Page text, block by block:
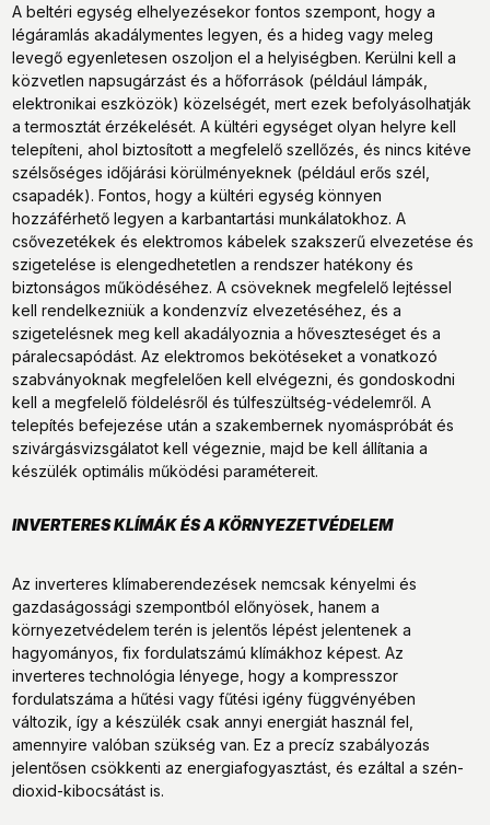
A beltéri egység elhelyezésekor fontos szempont, hogy a
légáramlás akadálymentes legyen, és a hideg vagy meleg
levegő egyenletesen oszoljon el a helyiségben. Kerülni kell a
közvetlen napsugárzást és a hőforrások (például lámpák,
elektronikai eszközök) közelségét, mert ezek befolyásolhatják
a termosztát érzékelését. A kültéri egységet olyan helyre kell
telepíteni, ahol biztosított a megfelelő szellőzés, és nincs kitéve
szélsőséges időjárási körülményeknek (például erős szél,
csapadék). Fontos, hogy a kültéri egység könnyen
hozzáférhető legyen a karbantartási munkálatokhoz. A
csővezetékek és elektromos kábelek szakszerű elvezetése és
szigetelése is elengedhetetlen a rendszer hatékony és
biztonságos működéséhez. A csöveknek megfelelő lejtéssel
kell rendelkezniük a kondenzvíz elvezetéséhez, és a
szigetelésnek meg kell akadályoznia a hőveszteséget és a
páralecsapódást. Az elektromos bekötéseket a vonatkozó
szabványoknak megfelelően kell elvégezni, és gondoskodni
kell a megfelelő földelésről és túlfeszültség-védelemről. A
telepítés befejezése után a szakembernek nyomáspróbát és
szivárgásvizsgálatot kell végeznie, majd be kell állítania a
készülék optimális működési paramétereit.
INVERTERES KLÍMÁK ÉS A KÖRNYEZETVÉDELEM
Az inverteres klímaberendezések nemcsak kényelmi és
gazdaságossági szempontból előnyösek, hanem a
környezetvédelem terén is jelentős lépést jelentenek a
hagyományos, fix fordulatszámú klímákhoz képest. Az
inverteres technológia lényege, hogy a kompresszor
fordulatszáma a hűtési vagy fűtési igény függvényében
változik, így a készülék csak annyi energiát használ fel,
amennyire valóban szükség van. Ez a precíz szabályozás
jelentősen csökkenti az energiafogyasztást, és ezáltal a szén-
dioxid-kibocsátást is.